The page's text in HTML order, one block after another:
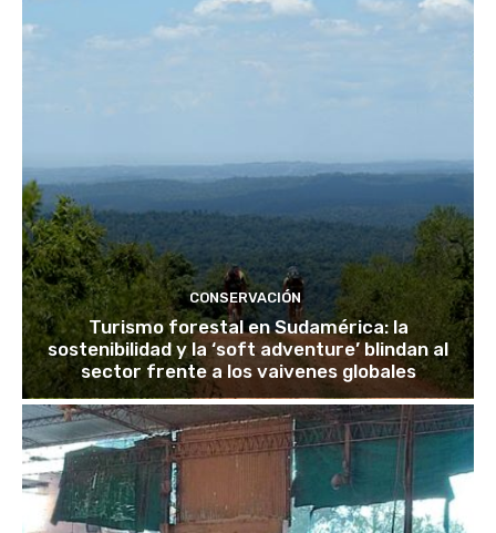
CONSERVACIÓN
Turismo forestal en Sudamérica: la
sostenibilidad y la ‘soft adventure’ blindan al
sector frente a los vaivenes globales